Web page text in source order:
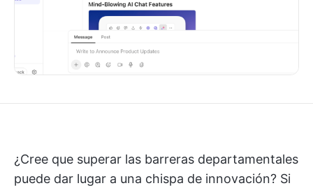
¿Cree que superar las barreras departamentales
puede dar lugar a una chispa de innovación? Si